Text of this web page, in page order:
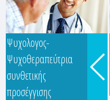
Ψυχολογος-
Ψυχοθεραπεύτρια
συνθετικής
προσέγγισης